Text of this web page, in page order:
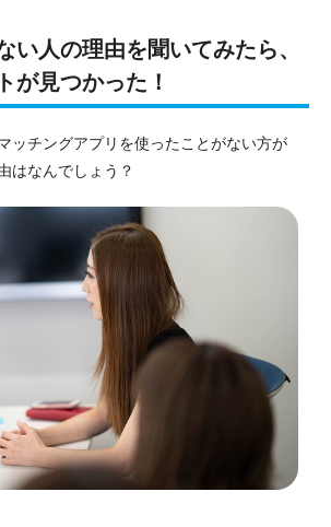
い人の理由を聞いてみたら、
が見つかった！
ッチングアプリを使ったことがない方が
はなんでしょう？